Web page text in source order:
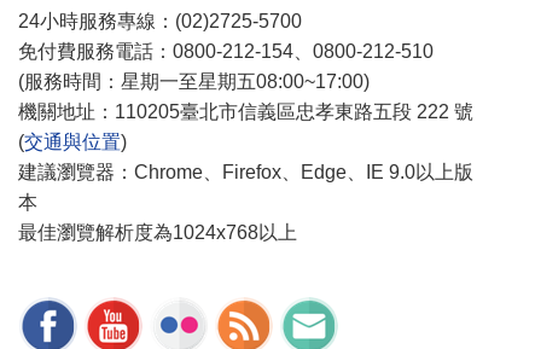
24小時服務專線：(02)2725-5700
免付費服務電話：0800-212-154、0800-212-510
(服務時間：星期一至星期五08:00~17:00)
機關地址：110205臺北市信義區忠孝東路五段 222 號
(交通與位置)
建議瀏覽器：Chrome、Firefox、Edge、IE 9.0以上版
本
最佳瀏覽解析度為1024x768以上